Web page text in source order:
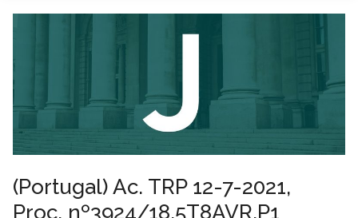
(Portugal) Ac. TRP 12-7-2021,
Proc. nº3924/18.5T8AVR.P1